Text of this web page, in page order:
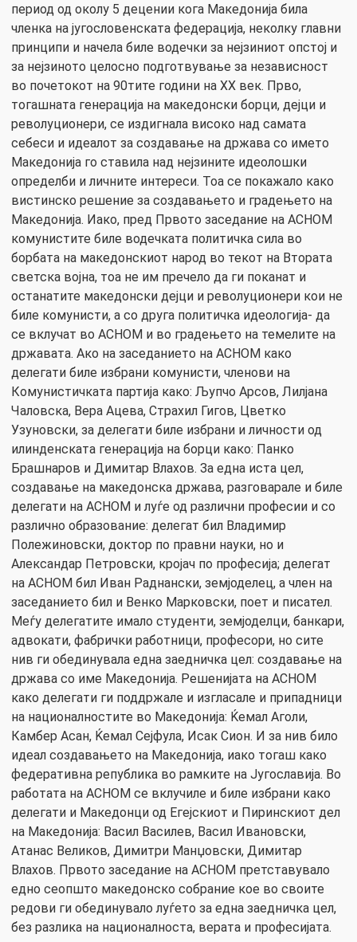
период од околу 5 децении кога Македонија била
членка на југословенската федерација, неколку главни
принципи и начела биле водечки за нејзиниот опстој и
за нејзиното целосно подготвување за независност
во почетокот на 90тите години на XX век. Прво,
тогашната генерација на македонски борци, дејци и
револуционери, се издигнала високо над самата
себеси и идеалот за создавање на држава со името
Македонија го ставила над нејзините идеолошки
определби и личните интереси. Тоа се покажало како
вистинско решение за создавањето и градењето на
Македонија. Иако, пред Првото заседание на АСНОМ
комунистите биле водечката политичка сила во
борбата на македонскиот народ во текот на Втората
светска војна, тоа не им пречело да ги поканат и
останатите македонски дејци и револуционери кои не
биле комунисти, а со друга политичка идеологија- да
се вклучат во АСНОМ и во градењето на темелите на
државата. Ако на заседанието на АСНОМ како
делегати биле избрани комунисти, членови на
Комунистичката партија како: Љупчо Арсов, Лилјана
Чаловска, Вера Ацева, Страхил Гигов, Цветко
Узуновски, за делегати биле избрани и личности од
илинденската генерација на борци како: Панко
Брашнаров и Димитар Влахов. За една иста цел,
создавање на македонска држава, разговарале и биле
делегати на АСНОМ и луѓе од различни професии и со
различно образование: делегат бил Владимир
Полежиновски, доктор по правни науки, но и
Александар Петровски, кројач по професија; делегат
на АСНОМ бил Иван Раднански, земјоделец, а член на
заседанието бил и Венко Марковски, поет и писател.
Меѓу делегатите имало студенти, земјоделци, банкари,
адвокати, фабрички работници, професори, но сите
нив ги обединувала една заедничка цел: создавање на
држава со име Македонија. Решенијата на АСНОМ
како делегати ги поддржале и изгласале и припадници
на националностите во Македонија: Ќемал Аголи,
Камбер Асан, Ќемал Сејфула, Исак Сион. И за нив било
идеал создавањето на Македонија, иако тогаш како
федеративна република во рамките на Југославија. Во
работата на АСНОМ се вклучиле и биле избрани како
делегати и Македонци од Егејскиот и Пиринскиот дел
на Македонија: Васил Василев, Васил Ивановски,
Атанас Великов, Димитри Манџовски, Димитар
Влахов. Првото заседание на АСНОМ претставувало
едно сеопшто македонско собрание кое во своите
редови ги обединувало луѓето за една заедничка цел,
без разлика на националноста, верата и професијата.